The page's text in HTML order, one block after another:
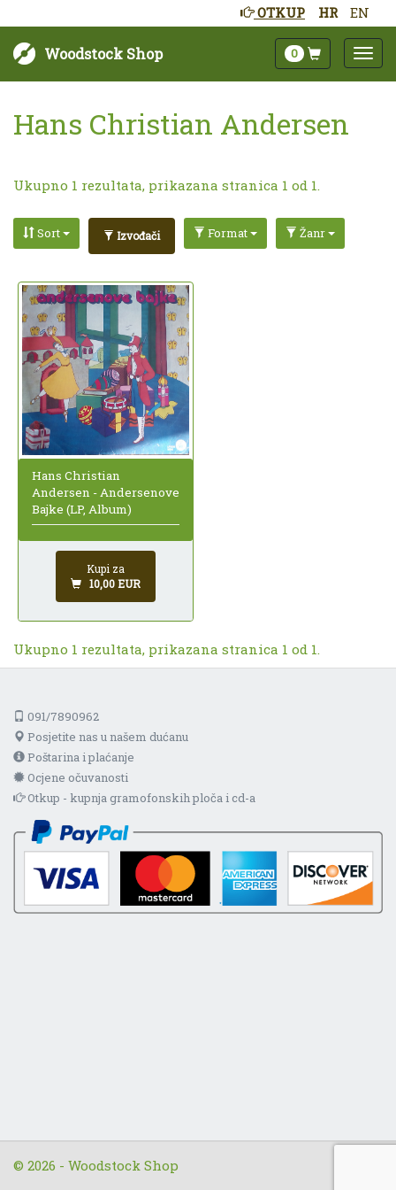
HR EN
OTKUP
Woodstock Shop 0
Hans Christian Andersen
Ukupno 1 rezultata, prikazana stranica 1 od 1.
Sort Izvođači Format Žanr
Hans Christian
Andersen - Andersenove
Bajke (LP, Album)
Kupi za
10,00 EUR
Ukupno 1 rezultata, prikazana stranica 1 od 1.
091/7890962
Posjetite nas u našem dućanu
Poštarina i plaćanje
Ocjene očuvanosti
Otkup - kupnja gramofonskih ploča i cd-a
© 2026 - Woodstock Shop